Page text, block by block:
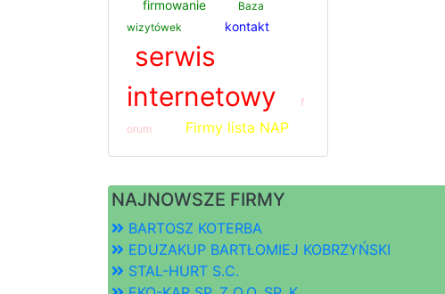
firmowanie
Baza
wizytówek
kontakt
serwis
internetowy
f
orum
Firmy lista NAP
NAJNOWSZE FIRMY
BARTOSZ KOTERBA
EDUZAKUP BARTŁOMIEJ KOBRZYŃSKI
STAL-HURT S.C.